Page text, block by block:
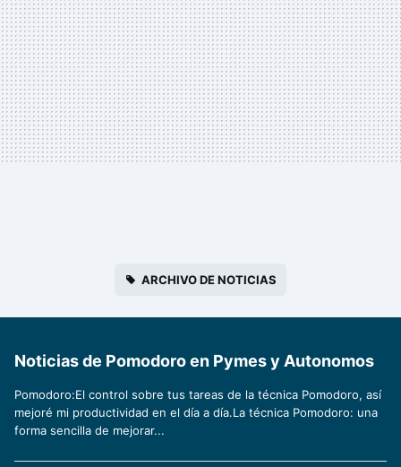
ARCHIVO DE NOTICIAS
Noticias de Pomodoro en Pymes y Autonomos
Pomodoro:El control sobre tus tareas de la técnica Pomodoro, así
mejoré mi productividad en el día a día.La técnica Pomodoro: una
forma sencilla de mejorar...